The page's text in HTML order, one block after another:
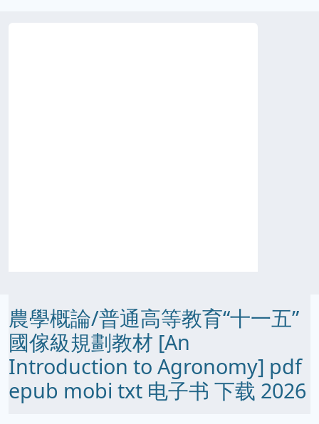
農學概論/普通高等教育“十一五”
國傢級規劃教材 [An
Introduction to Agronomy] pdf
epub mobi txt 电子书 下载 2026